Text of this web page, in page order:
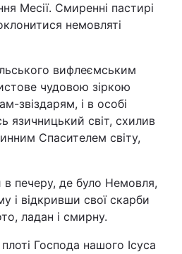
Месії. Смиренні пастирі
немовляті
вифлеємським
чудовою зіркою
звіздарям, і в особі
язичницький світ, схилив
Спасителем світу,
в печеру, де було Немовля,
і відкривши свої скарби
ладан і смирну.
Господа нашого Ісуса